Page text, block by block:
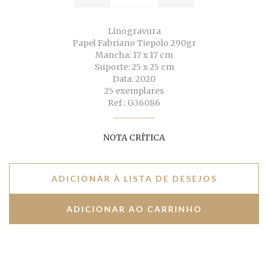
Linogravura
Papel Fabriano Tiepolo 290gr
Mancha: 17 x 17 cm
Suporte: 25 x 25 cm
Data: 2020
25 exemplares
Ref.: G36086
NOTA CRÍTICA
ADICIONAR À LISTA DE DESEJOS